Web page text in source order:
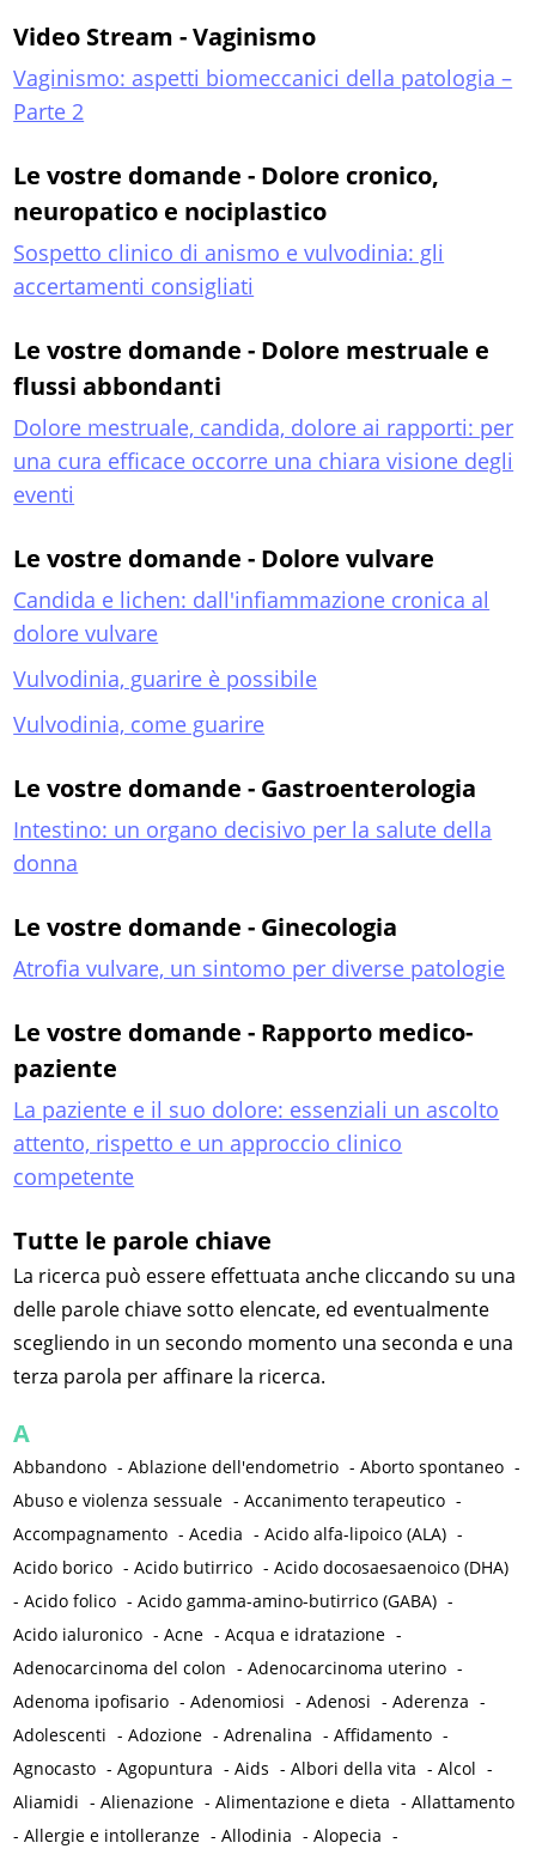
Video Stream - Vaginismo
Vaginismo: aspetti biomeccanici della patologia –
Parte 2
Le vostre domande - Dolore cronico,
neuropatico e nociplastico
Sospetto clinico di anismo e vulvodinia: gli
accertamenti consigliati
Le vostre domande - Dolore mestruale e
flussi abbondanti
Dolore mestruale, candida, dolore ai rapporti: per
una cura efficace occorre una chiara visione degli
eventi
Le vostre domande - Dolore vulvare
Candida e lichen: dall'infiammazione cronica al
dolore vulvare
Vulvodinia, guarire è possibile
Vulvodinia, come guarire
Le vostre domande - Gastroenterologia
Intestino: un organo decisivo per la salute della
donna
Le vostre domande - Ginecologia
Atrofia vulvare, un sintomo per diverse patologie
Le vostre domande - Rapporto medico-
paziente
La paziente e il suo dolore: essenziali un ascolto
attento, rispetto e un approccio clinico
competente
Tutte le parole chiave
La ricerca può essere effettuata anche cliccando su una
delle parole chiave sotto elencate, ed eventualmente
scegliendo in un secondo momento una seconda e una
terza parola per affinare la ricerca.
A
Abbandono -Ablazione dell'endometrio -Aborto spontaneo -
Abuso e violenza sessuale -Accanimento terapeutico -
Accompagnamento -Acedia -Acido alfa-lipoico (ALA) -
Acido borico -Acido butirrico -Acido docosaesaenoico (DHA)
-Acido folico -Acido gamma-amino-butirrico (GABA) -
Acido ialuronico -Acne -Acqua e idratazione -
Adenocarcinoma del colon -Adenocarcinoma uterino -
Adenoma ipofisario -Adenomiosi -Adenosi -Aderenza -
Adolescenti -Adozione -Adrenalina -Affidamento -
Agnocasto -Agopuntura -Aids -Albori della vita -Alcol -
Aliamidi -Alienazione -Alimentazione e dieta -Allattamento
-Allergie e intolleranze -Allodinia -Alopecia -